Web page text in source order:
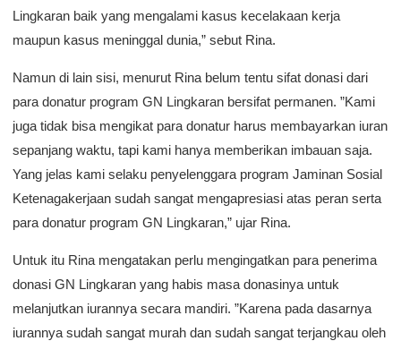
Lingkaran baik yang mengalami kasus kecelakaan kerja
maupun kasus meninggal dunia,” sebut Rina.
Namun di lain sisi, menurut Rina belum tentu sifat donasi dari
para donatur program GN Lingkaran bersifat permanen. ”Kami
juga tidak bisa mengikat para donatur harus membayarkan iuran
sepanjang waktu, tapi kami hanya memberikan imbauan saja.
Yang jelas kami selaku penyelenggara program Jaminan Sosial
Ketenagakerjaan sudah sangat mengapresiasi atas peran serta
para donatur program GN Lingkaran,” ujar Rina.
Untuk itu Rina mengatakan perlu mengingatkan para penerima
donasi GN Lingkaran yang habis masa donasinya untuk
melanjutkan iurannya secara mandiri. ”Karena pada dasarnya
iurannya sudah sangat murah dan sudah sangat terjangkau oleh